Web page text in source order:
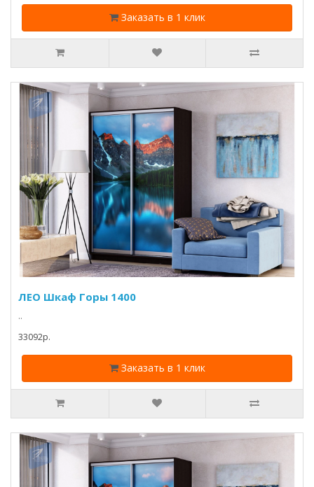
Заказать в 1 клик
ЛЕО Шкаф Горы 1400
..
33092p.
Заказать в 1 клик